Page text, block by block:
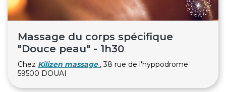
Massage du corps spécifique
"Douce peau" - 1h30
Chez Kilizen massage , 38 rue de l'hyppodrome
59500 DOUAI